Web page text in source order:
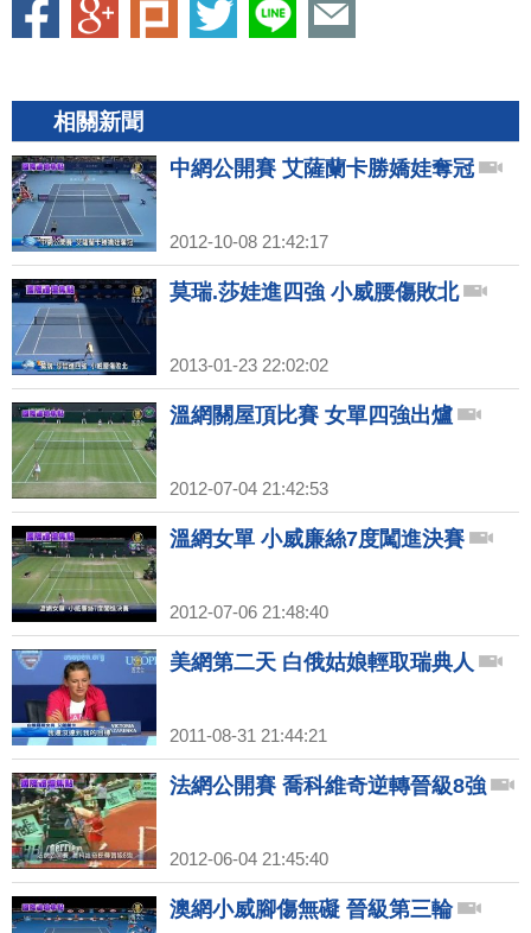
相關新聞
中網公開賽 艾薩蘭卡勝嬌娃奪冠
2012-10-08 21:42:17
莫瑞.莎娃進四強 小威腰傷敗北
2013-01-23 22:02:02
溫網關屋頂比賽 女單四強出爐
2012-07-04 21:42:53
溫網女單 小威廉絲7度闖進決賽
2012-07-06 21:48:40
美網第二天 白俄姑娘輕取瑞典人
2011-08-31 21:44:21
法網公開賽 喬科維奇逆轉晉級8強
2012-06-04 21:45:40
澳網小威腳傷無礙 晉級第三輪